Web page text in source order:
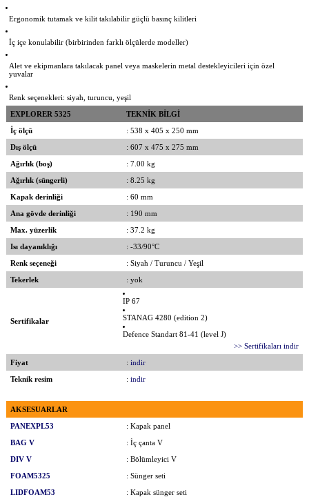
Ergonomik tutamak ve kilit takılabilir güçlü basınç kilitleri
İç içe konulabilir (birbirinden farklı ölçülerde modeller)
Alet ve ekipmanlara takılacak panel veya maskelerin metal destekleyicileri için özel
yuvalar
Renk seçenekleri: siyah, turuncu, yeşil
EXPLORER 5325
TEKNİK BİLGİ
İç ölçü
: 538 x 405 x 250 mm
Dış ölçü
: 607 x 475 x 275 mm
Ağırlık (boş)
: 7.00 kg
Ağırlık (süngerli)
: 8.25 kg
Kapak derinliği
: 60 mm
Ana gövde derinliği
: 190 mm
Max. yüzerlik
: 37.2 kg
Isı dayanıklığı
: -33/90°C
Renk seçeneği
: Siyah / Turuncu / Yeşil
Tekerlek
: yok
Sertifikalar
IP 67
STANAG 4280 (edition 2)
Defence Standart 81-41 (level J)
>> Sertifikaları indir
Fiyat
: indir
Teknik resim
: indir
AKSESUARLAR
PANEXPL53
: Kapak panel
BAG V
: İç çanta V
DIV V
: Bölümleyici V
FOAM5325
: Sünger seti
LIDFOAM53
: Kapak sünger seti